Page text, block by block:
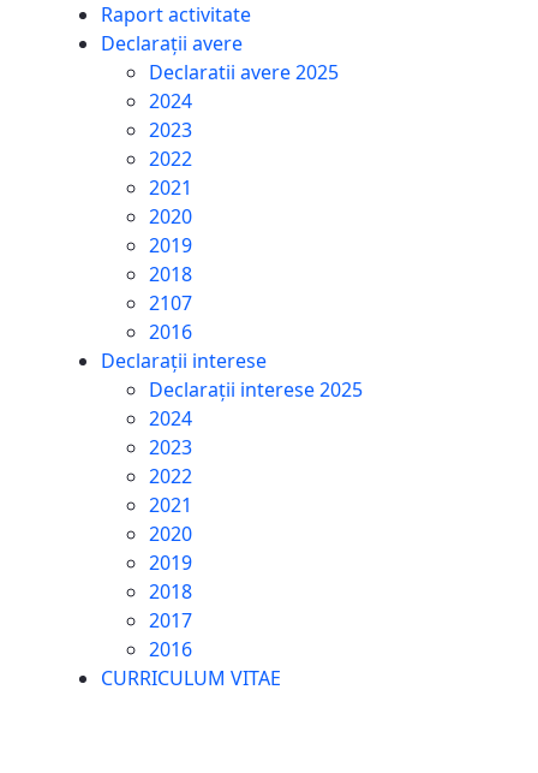
Raport activitate
Declarații avere
Declaratii avere 2025
2024
2023
2022
2021
2020
2019
2018
2107
2016
Declarații interese
Declarații interese 2025
2024
2023
2022
2021
2020
2019
2018
2017
2016
CURRICULUM VITAE